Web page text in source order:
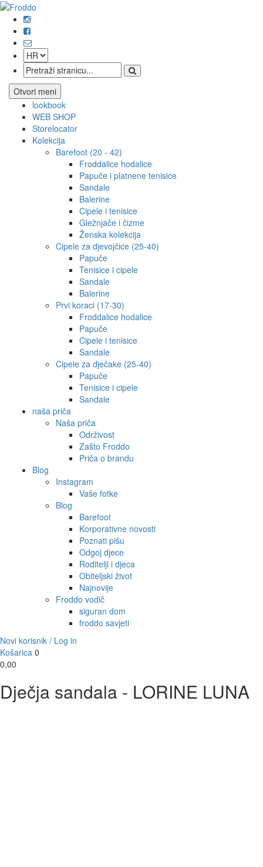
Otvori meni
lookbook
WEB SHOP
Storelocator
Kolekcija
Barefoot (20 - 42)
Froddalice hodalice
Papuče i platnene tenisice
Sandale
Balerine
Cipele i tenisice
Gležnjače i čizme
Ženska kolekcija
Cipele za djevojčice (25-40)
Papuče
Tenisice i cipele
Sandale
Balerine
Prvi koraci (17-30)
Froddalice hodalice
Papuče
Cipele i tenisice
Sandale
Cipele za dječake (25-40)
Papuče
Tenisice i cipele
Sandale
naša priča
Naša priča
Održivost
Zašto Froddo
Priča o brandu
Blog
Instagram
Vaše fotke
Blog
Barefoot
Korporativne novosti
Poznati pišu
Odgoj djece
Roditelji i djeca
Obiteljski život
Najnovije
Froddo vodič
siguran dom
froddo savjeti
Novi korisnik / Log in
Košarica 0
0,00
Dječja sandala - LORINE LUNA